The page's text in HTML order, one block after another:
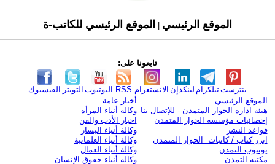
الموقع الرئيسي الموقع الرئيسي للكاتب-ة
تابعونا على:
الفيسبوك التويتر اليوتيوب RSS الانستغرام لينكدإن تيلكرامبنترست
الموقع الرئيسي
هيئة ادارة الحوار المتمدن - للإتصال بنا
إحصائيات مؤسسة الحوار المتمدن
قواعد النشر
ابرز كتاب / كاتبات الحوار المتمدن
يوتيوب التمدن
مكتبة التمدن
أخبار عامة
وكالة أنباء المرأة
اخبار الأدب والفن
وكالة أنباء اليسار
وكالة أنباء العلمانية
وكالة أنباء العمال
وكالة أنباء حقوق الإنسان